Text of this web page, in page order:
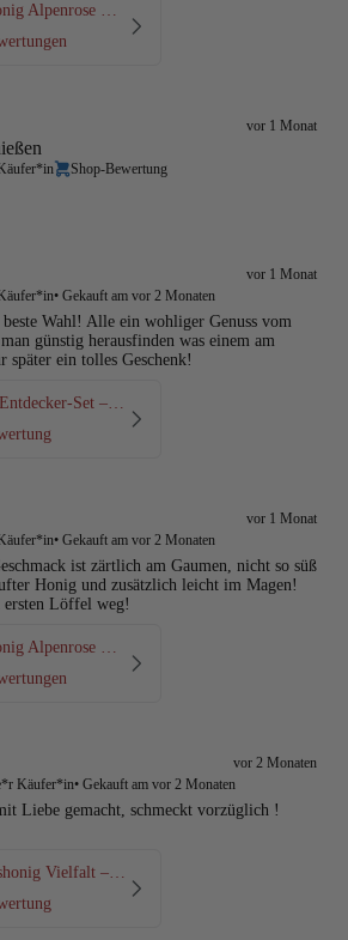
Bio-Presshonig Alpenrose & Wald – Rohhonig kaltgepresst
vor 1 Monat
Shop-Bewertung
vor 1 Monat
• Gekauft am vor 2 Monaten
Wahl! Alle ein wohliger Genuss vom
günstig herausfinden was einem am
später ein tolles Geschenk!
Presshonig Entdecker-Set – 3 Sorten Bio-Rohhonig kaltgepresst
vor 1 Monat
• Gekauft am vor 2 Monaten
ist zärtlich am Gaumen, nicht so süß
Honig und zusätzlich leicht im Magen!
ersten Löffel weg!
Bio-Presshonig Alpenrose & Wald – Rohhonig kaltgepresst
vor 2 Monaten
Käufer*in• Gekauft am vor 2 Monaten
Liebe gemacht, schmeckt vorzüglich !
Große Presshonig Vielfalt – alle 5 Sorten Bio-Rohhonig kaltgepresst